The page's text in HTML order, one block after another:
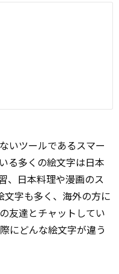
いツールであるスマー
る多くの絵文字は日本
、日本料理や漫画のス
文字も多く、海外の方に
友達とチャットしてい
にどんな絵文字が違う